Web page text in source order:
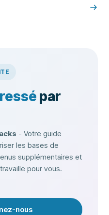
par
- Votre guide
les bases de
supplémentaires et
pour vous.
nous